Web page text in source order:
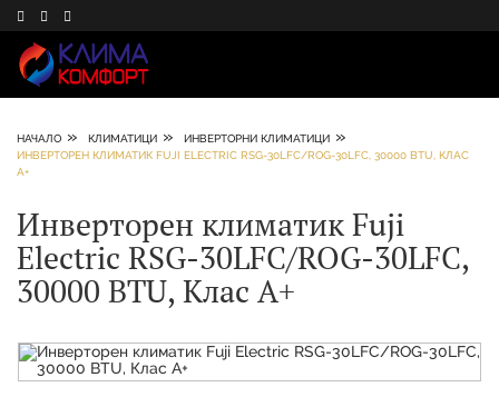
НАЧАЛО » КЛИМАТИЦИ » ИНВЕРТОРНИ КЛИМАТИЦИ »
ИНВЕРТОРЕН КЛИМАТИК FUJI ELECTRIC RSG-30LFC/ROG-30LFC, 30000 BTU, КЛАС
A+
Инверторен климатик Fuji
Electric RSG-30LFC/ROG-30LFC,
30000 BTU, Клас A+